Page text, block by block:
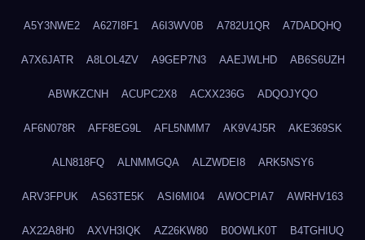
A5Y3NWE2 A627I8F1 A6I3WV0B A782U1QR A7DADQHQ
A7X6JATR A8LOL4ZV A9GEP7N3 AAEJWLHD AB6S6UZH
ABWKZCNH ACUPC2X8 ACXX236G ADQOJYQO
AF6N078R AFF8EG9L AFL5NMM7 AK9V4J5R AKE369SK
ALN818FQ ALNMMGQA ALZWDEI8 ARK5NSY6
ARV3FPUK AS63TE5K ASI6MI04 AWOCPIA7 AWRHV163
AX22A8H0 AXVH3IQK AZ26KW80 B0OWLK0T B4TGHIUQ